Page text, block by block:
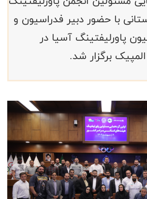
با حضور دبیر فدراسیون و
پاورلیفتینگ آسیا در
برگزار شد.